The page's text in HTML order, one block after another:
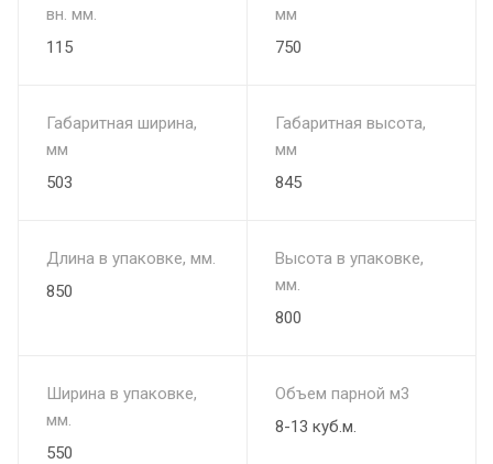
вн. мм.
115
мм
750
Габаритная ширина,
мм
503
Габаритная высота,
мм
845
Длина в упаковке, мм.
850
Высота в упаковке,
мм.
800
Ширина в упаковке,
мм.
550
Объем парной м3
8-13 куб.м.